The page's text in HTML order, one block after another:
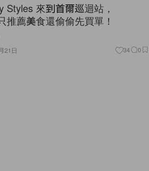
Styles 來到首爾巡迴站，
推薦美食還偷偷先買單！
21日 34 0